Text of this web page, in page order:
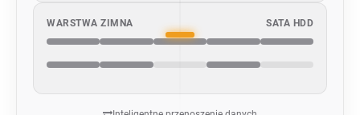
WARSTWA ZIMNA SATA HDD